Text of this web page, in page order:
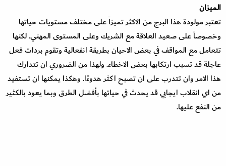
الميزان
تعتبر مولودة هذا البرج من الاكثر تميزاً على مختلف مستويات حياتها
وخصوصاً على صعيد العلاقة مع الشريك وعلى المستوى المهني. لكنها
تتعامل مع المواقف في بعض الاحيان بطريقة انفعالية وتقوم بردات فعل
عاجلة قد تسبب ارتكابها بعض الاخطاء. ولهذا من الضروري ان تتدارك
هذا الامر وان تتدرب على ان تصبح اكثر هدوءًا. وهكذا يمكنها ان تستفيد
من اي انقلاب ايجابي قد يحدث في حياتها بأفضل الطرق وبما يعود بالكثير
من النفع عليها.